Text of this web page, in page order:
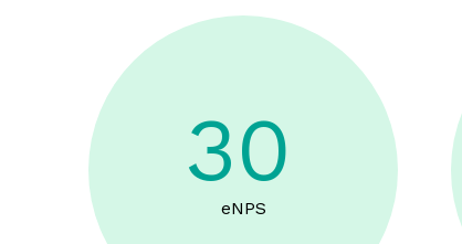
30
eNPS